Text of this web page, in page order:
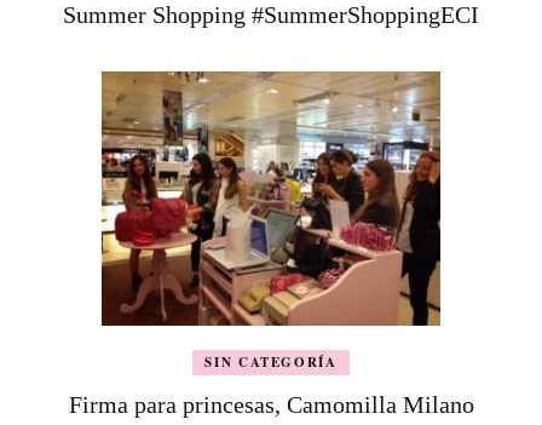
Summer Shopping #SummerShoppingECI
SIN CATEGORÍA
Firma para princesas, Camomilla Milano